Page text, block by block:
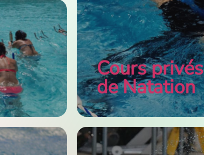
Cours privés
de Natation